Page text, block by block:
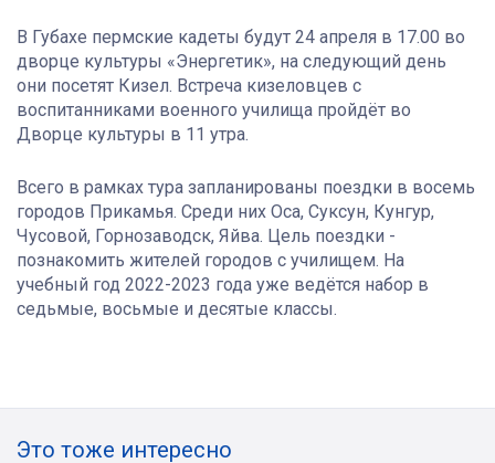
В Губахе пермские кадеты будут 24 апреля в 17.00 во
дворце культуры «Энергетик», на следующий день
они посетят Кизел. Встреча кизеловцев с
воспитанниками военного училища пройдёт во
Дворце культуры в 11 утра.
Всего в рамках тура запланированы поездки в восемь
городов Прикамья. Среди них Оса, Суксун, Кунгур,
Чусовой, Горнозаводск, Яйва. Цель поездки -
познакомить жителей городов с училищем. На
учебный год 2022-2023 года уже ведётся набор в
седьмые, восьмые и десятые классы.
Это тоже интересно